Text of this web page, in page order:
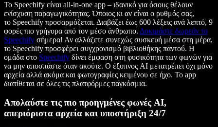
Το Speechify είναι all-in-one app – ιδανικό για όσους θέλουν
ενίσχυση παραγωγικότητας. Όποιος κι αν είναι ο ρυθμός σας,
το Speechify προσαρμόζεται. Διαβάζει έως 600 λέξεις ανά λεπτό, 9
φορές πιο γρήγορα από τον μέσο άνθρωπο. Δοκιμάστε δωρεάν το
Speechify σήμερα! Αν αλλάζετε συνεχώς συσκευή μέσα στη μέρα,
το Speechify προσφέρει συγχρονισμό βιβλιοθήκης παντού. Η
ομάδα στο Speechify δίνει έμφαση στη φυσικότητα των φωνών για
να μην αποσπάστε όταν ακούτε. Ο έξυπνος AI μετατρέπει όχι μόνο
αρχεία αλλά ακόμα και φωτογραφίες κειμένου σε ήχο. Το app
διατίθεται σε όλες τις πλατφόρμες παγκόσμια.
Απολαύστε τις πιο προηγμένες φωνές AI,
απεριόριστα αρχεία και υποστήριξη 24/7